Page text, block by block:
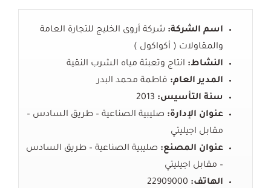
اسم الشركة: شركة أروى الخليج للتجارة العامة
والمقاولات ( أكواكول )
النشاط: انتاج وتعبئة مياه الشرب النقية
المدير العام: فاطمة محمد البدر
سنة التأسيس: 2013
عنوان الإدارة: صليبية الصناعية– طريق السادس –
مقابل اجيليتي
عنوان المصنع: صليبية الصناعية– طريق السادس
– مقابل اجيليتي
الهاتف: 22909000